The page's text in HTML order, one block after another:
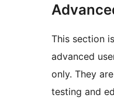
This section
advanced
only. They
testing and